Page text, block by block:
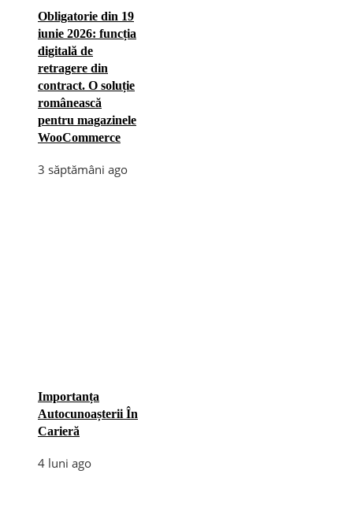
Obligatorie din 19
iunie 2026: funcția
digitală de
retragere din
contract. O soluție
românească
pentru magazinele
WooCommerce
3 săptămâni ago
Importanța
Autocunoașterii În
Carieră
4 luni ago